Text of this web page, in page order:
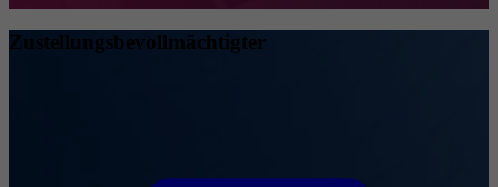
Zustellungsbevollmächtigter